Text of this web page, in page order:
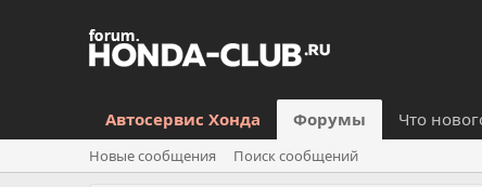
Автосервис Хонда Форумы Что
Новые сообщения Поиск сообщений